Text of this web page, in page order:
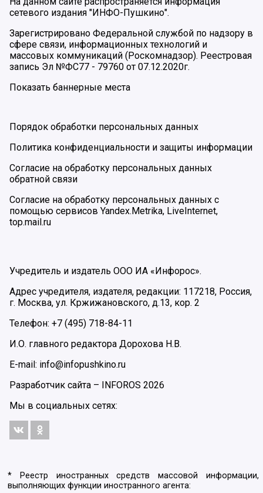
сетевого издания "ИНФО-Пушкино".
Зарегистрировано Федеральной службой по надзору в
сфере связи, информационных технологий и
массовых коммуникаций (Роскомнадзор). Реестровая
запись Эл №ФС77 - 79760 от 07.12.2020г.
Показать баннерные места
Порядок обработки персональных данных
Политика конфиденциальности и защиты информации
Согласие на обработку персональных данных
обратной связи
Согласие на обработку персональных данных с
помощью сервисов Yandex.Metrika, LiveInternet,
top.mail.ru
Учредитель и издатель ООО ИА «Инфорос».
Адрес учредителя, издателя, редакции: 117218, Россия,
г. Москва, ул. Кржижановского, д.13, кор. 2
Телефон: +7 (495) 718-84-11
И.О. главного редактора Дорохова Н.В.
E-mail: info@infopushkino.ru
Разработчик сайта – INFOROS 2026
Мы в социальных сетях:
* Реестр иностранных средств массовой информации,
выполняющих функции иностранного агента: